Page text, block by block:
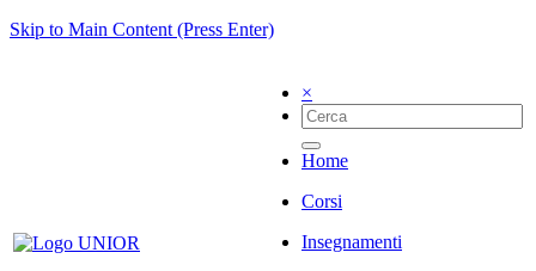
Skip to Main Content (Press Enter)
×
Home
Corsi
Insegnamenti